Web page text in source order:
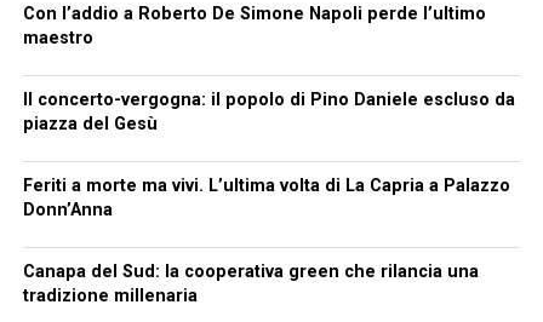
Con l’addio a Roberto De Simone Napoli perde l’ultimo
maestro
Il concerto-vergogna: il popolo di Pino Daniele escluso da
piazza del Gesù
Feriti a morte ma vivi. L’ultima volta di La Capria a Palazzo
Donn’Anna
Canapa del Sud: la cooperativa green che rilancia una
tradizione millenaria